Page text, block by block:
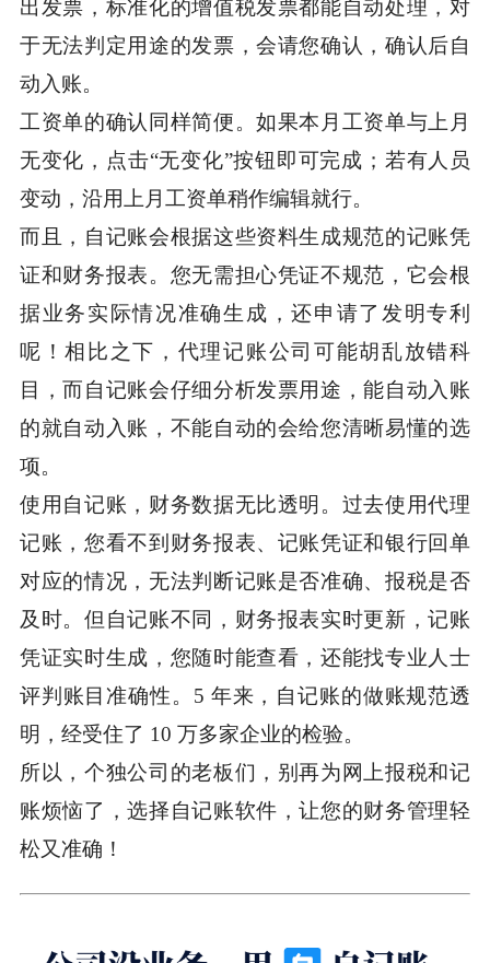
出发票，标准化的增值税发票都能自动处理，对
于无法判定用途的发票，会请您确认，确认后自
动入账。
工资单的确认同样简便。如果本月工资单与上月
无变化，点击“无变化”按钮即可完成；若有人员
变动，沿用上月工资单稍作编辑就行。
而且，自记账会根据这些资料生成规范的记账凭
证和财务报表。您无需担心凭证不规范，它会根
据业务实际情况准确生成，还申请了发明专利
呢！相比之下，代理记账公司可能胡乱放错科
目，而自记账会仔细分析发票用途，能自动入账
的就自动入账，不能自动的会给您清晰易懂的选
项。
使用自记账，财务数据无比透明。过去使用代理
记账，您看不到财务报表、记账凭证和银行回单
对应的情况，无法判断记账是否准确、报税是否
及时。但自记账不同，财务报表实时更新，记账
凭证实时生成，您随时能查看，还能找专业人士
评判账目准确性。5 年来，自记账的做账规范透
明，经受住了 10 万多家企业的检验。
所以，个独公司的老板们，别再为网上报税和记
账烦恼了，选择自记账软件，让您的财务管理轻
松又准确！